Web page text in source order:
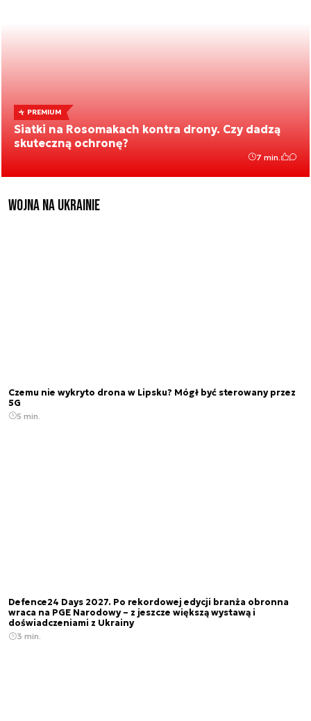
PREMIUM
Siatki na Rosomakach kontra drony. Czy dadzą
skuteczną ochronę?
7 min.
Wojna na Ukrainie
Czemu nie wykryto drona w Lipsku? Mógł być sterowany przez
5G
5 min.
Defence24 Days 2027. Po rekordowej edycji branża obronna
wraca na PGE Narodowy – z jeszcze większą wystawą i
doświadczeniami z Ukrainy
3 min.